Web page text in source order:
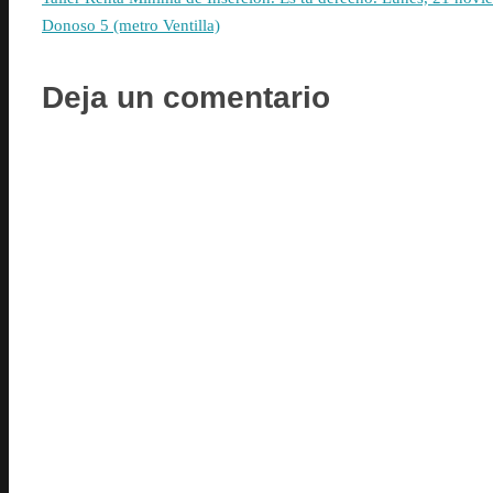
Donoso 5 (metro Ventilla)
Deja un comentario